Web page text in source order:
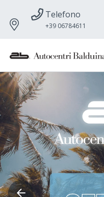
Telefono
+39 06784611